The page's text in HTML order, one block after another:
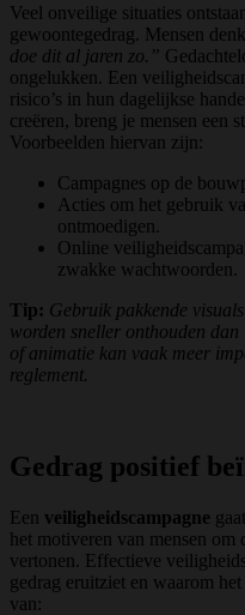
Veel onveilige situaties
gewoontegedrag. Mensen
doe dit al jaren zo.”
ongelukken. Een
risico’s in hun dagelijkse
creëren, breng je mensen een
Voorbeelden hiervan zijn:
Campagnes op de
Acties om het gebruik
ontmoedigen.
Online
zwakke wachtwoorden.
Tip: Gebruik pakkende
worden sneller onthouden
of animatie kan vaak meer
reglement.
Gedrag positief
Een veiligheidscampagne
het motiveren van mensen
vertonen. Effectieve
gedrag eruitziet en waarom
van: